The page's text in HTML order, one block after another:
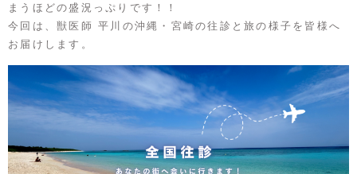
まうほどの盛況っぷりです！！
今回は、獣医師 平川の沖縄・宮崎の往診と旅の様子を皆様へ
お届けします。